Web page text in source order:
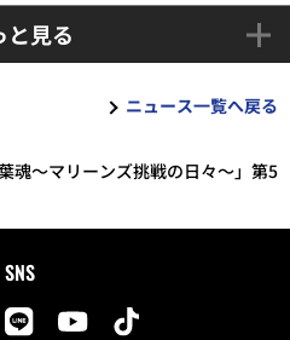
と見る
ニュース一覧へ戻る
魂～マリーンズ挑戦の日々～」第5
SNS